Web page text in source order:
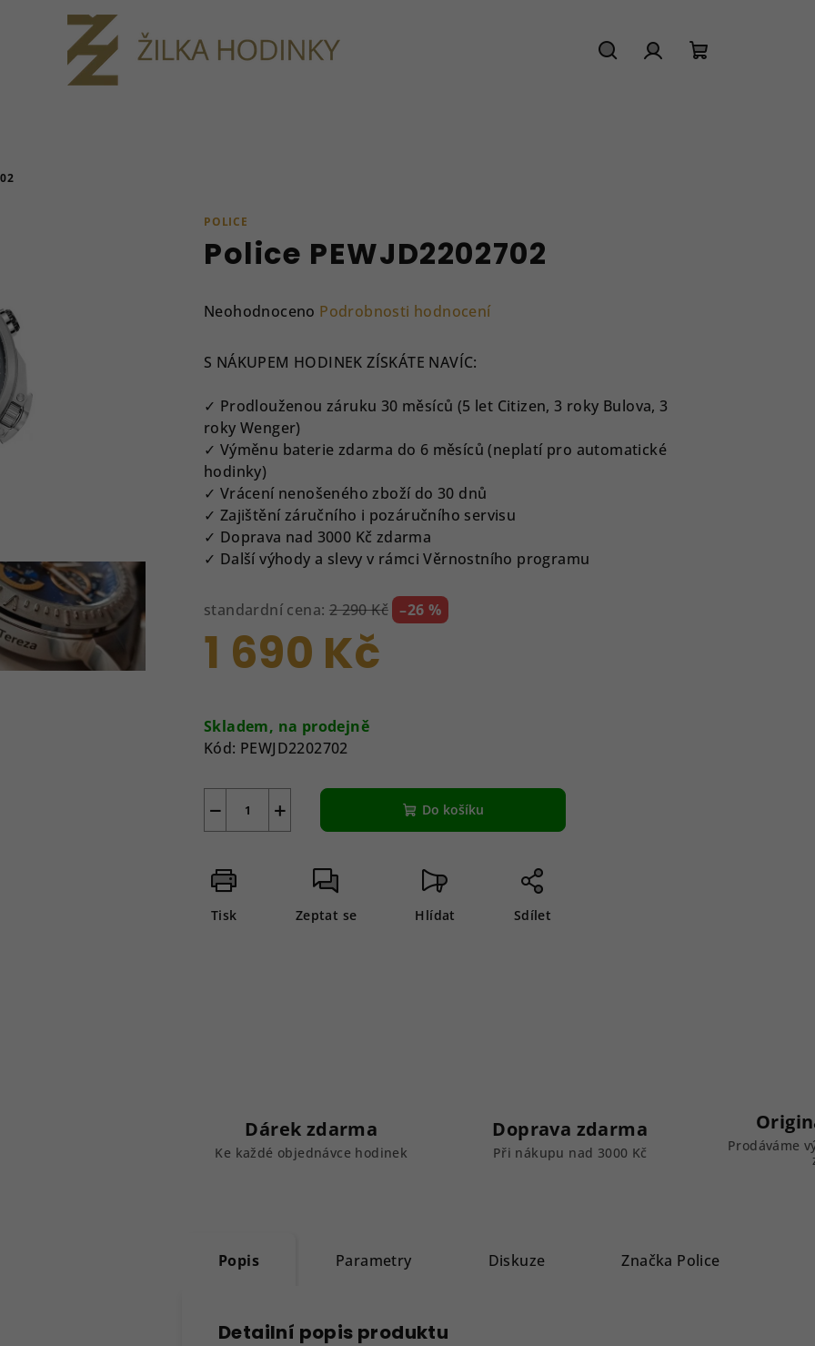
POLICE
Police PEWJD2202702
Průměrné
produktu
0,0
5
hvězdiček.
Neohodnoceno Podrobnosti hodnocení
S NÁKUPEM HODINEK ZÍSKÁTE NAVÍC:
✓ Prodlouženou záruku 30 měsíců (5 let Citizen, 3 roky Bulova, 3
roky Wenger)
✓ Výměnu baterie zdarma do 6 měsíců (neplatí pro automatické
hodinky)
✓ Vrácení nenošeného zboží do 30 dnů
✓ Zajištění záručního i pozáručního servisu
✓ Doprava nad 3000 Kč zdarma
✓ Další výhody a slevy v rámci Věrnostního programu
standardní cena: 2 290 Kč –26 %
1 690 Kč
cena:
Skladem, na prodejně
Kód: PEWJD2202702
+
− Do košíku
Tisk Zeptat se Hlídat Sdílet
Dárek zdarma
Ke každé objednávce hodinek
Doprava zdarma
Při nákupu nad 3000 Kč
Prodáváme
Popis Parametry Diskuze Značka Police
Detailní popis produktu